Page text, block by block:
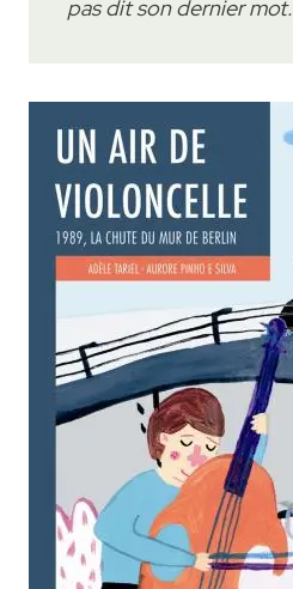
pas dit son dernier mot.